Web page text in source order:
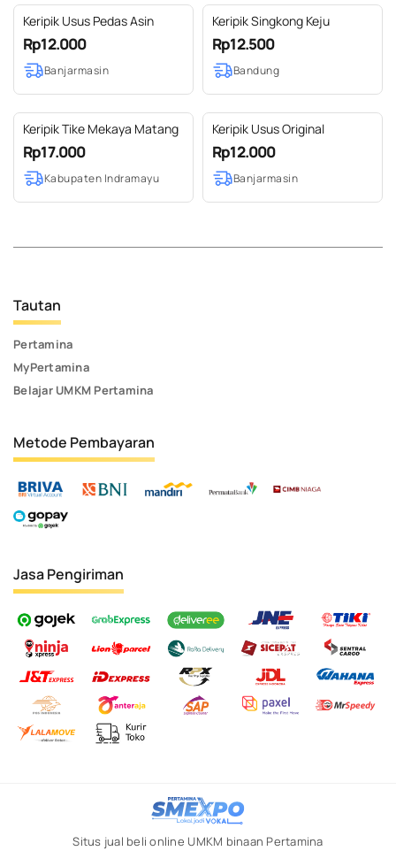
Keripik Usus Pedas Asin
Rp12.000
Banjarmasin
Keripik Singkong Keju
Rp12.500
Bandung
Keripik Tike Mekaya Matang
Rp17.000
Kabupaten Indramayu
Keripik Usus Original
Rp12.000
Banjarmasin
Tautan
Pertamina
MyPertamina
Belajar UMKM Pertamina
Metode Pembayaran
Jasa Pengiriman
Situs jual beli online UMKM binaan Pertamina